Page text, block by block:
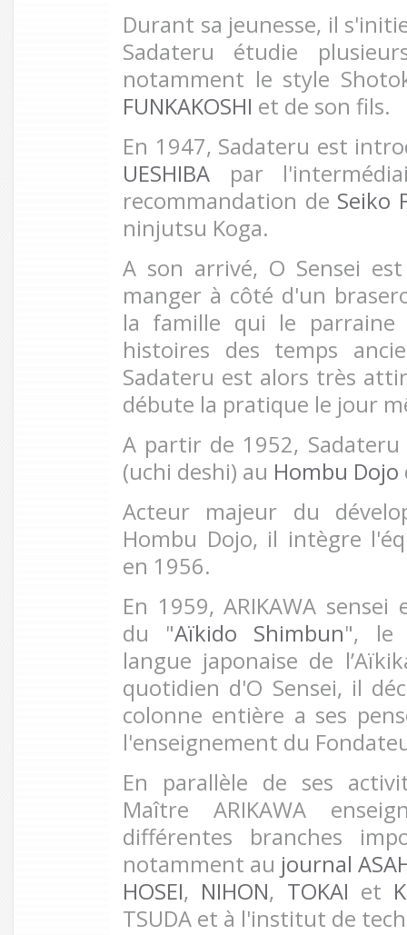
Durant sa jeunesse, il
Sadateru étudie
notamment le style
FUNKAKOSHI et de son fils.
En 1947, Sadateru est
UESHIBA par
recommandation de Seiko
ninjutsu Koga.
A son arrivé, O Sensei
manger à côté d'un
la famille qui le
histoires des temps
Sadateru est alors très
débute la pratique le jour
A partir de 1952,
(uchi deshi) au Hombu Dojo
Acteur majeur du
Hombu Dojo, il intègre
en 1956.
En 1959, ARIKAWA
du "Aïkido Shimbun", le
langue japonaise de
quotidien d'O Sensei, il
colonne entière a ses
l'enseignement du
En parallèle de ses
Maître ARIKAWA
différentes branches
notamment au journal
HOSEI, NIHON, TOKAI et
TSUDA et à l'institut de